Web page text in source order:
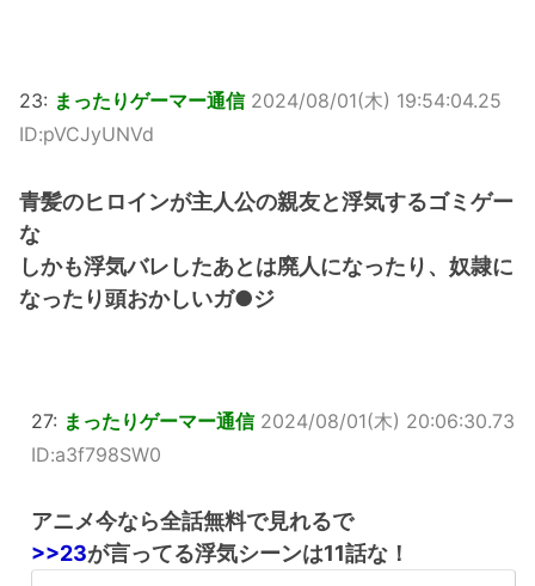
23: まったりゲーマー通信 2024/08/01(木) 19:54:04.25
ID:pVCJyUNVd
青髪のヒロインが主人公の親友と浮気するゴミゲー
な
しかも浮気バレしたあとは廃人になったり、奴隷に
なったり頭おかしいガ●ジ
27: まったりゲーマー通信 2024/08/01(木) 20:06:30.73
ID:a3f798SW0
アニメ今なら全話無料で見れるで
>>23が言ってる浮気シーンは11話な！